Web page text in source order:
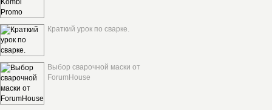
Краткий урок по сварке.
Выбор сварочной маски от
ForumHouse